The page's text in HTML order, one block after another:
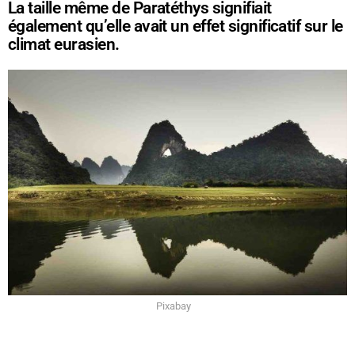
La taille même de Paratéthys signifiait
également qu’elle avait un effet significatif sur le
climat eurasien.
Pixabay